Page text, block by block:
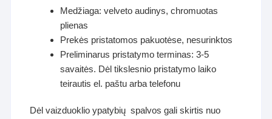
Medžiaga: velveto audinys, chromuotas
plienas
Prekės pristatomos pakuotėse, nesurinktos
Preliminarus pristatymo terminas: 3-5
savaitės. Dėl tikslesnio pristatymo laiko
teirautis el. paštu arba telefonu
Dėl vaizduoklio ypatybių spalvos gali skirtis nuo